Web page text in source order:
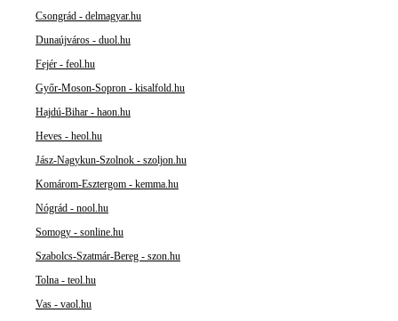
Csongrád - delmagyar.hu
Dunaújváros - duol.hu
Fejér - feol.hu
Győr-Moson-Sopron - kisalfold.hu
Hajdú-Bihar - haon.hu
Heves - heol.hu
Jász-Nagykun-Szolnok - szoljon.hu
Komárom-Esztergom - kemma.hu
Nógrád - nool.hu
Somogy - sonline.hu
Szabolcs-Szatmár-Bereg - szon.hu
Tolna - teol.hu
Vas - vaol.hu